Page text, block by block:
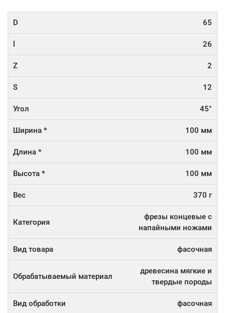
D 65
26
Z 2
S 12
Угол 45°
Ширина * 100 мм
Длина * 100 мм
Высота * 100 мм
Вес 370 г
Категория
фрезы концевые с
напайными ножами
Вид товара фасочная
Обрабатываемый материал
древесина мягкие и
твердые породы
Вид обработки фасочная